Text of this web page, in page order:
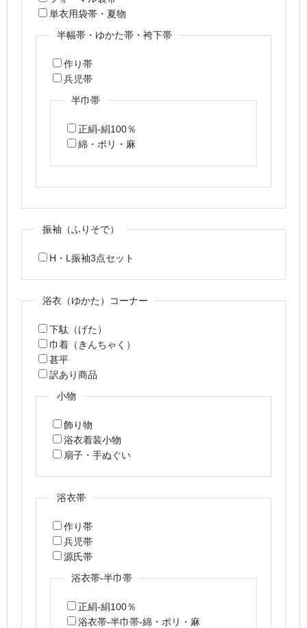
単衣用袋帯・夏物
半幅帯・ゆかた帯・袴下帯
作り帯
兵児帯
半巾帯
正絹-絹100％
綿・ポリ・麻
振袖（ふりそで）
H・L振袖3点セット
浴衣（ゆかた）コーナー
下駄（げた）
巾着（きんちゃく）
甚平
訳あり商品
小物
飾り物
浴衣着装小物
扇子・手ぬぐい
浴衣帯
作り帯
兵児帯
源氏帯
浴衣帯-半巾帯
正絹-絹100％
浴衣帯-半巾帯-綿・ポリ・麻